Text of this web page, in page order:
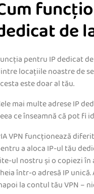
de
pentru IP dedicat
locațiile noastre de
este doar al tău.
mai multe adrese IP
ce înseamnă că pot fi
VPN funcționează
a aloca IP-ul tău
ul nostru și o copiezi
într-o adresă IP
la contul tău VPN –